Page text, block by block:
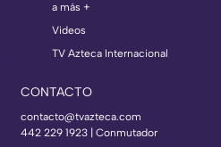
a más +
Videos
TV Azteca Internacional
CONTACTO
contacto@tvazteca.com
442 229 1923 | Conmutador